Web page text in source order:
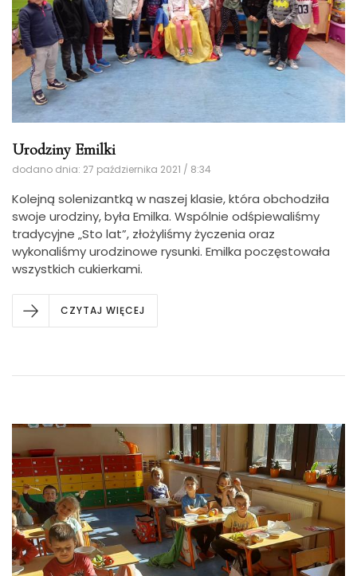
Urodziny Emilki
dodano dnia: 27 października 2021 / 8:34
Kolejną solenizantką w naszej klasie, która obchodziła
swoje urodziny, była Emilka. Wspólnie odśpiewaliśmy
tradycyjne „Sto lat”, złożyliśmy życzenia oraz
wykonaliśmy urodzinowe rysunki. Emilka poczęstowała
wszystkich cukierkami.
CZYTAJ WIĘCEJ